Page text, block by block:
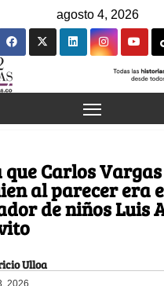
agosto 4, 2026
que Carlos
al parecer era
de niños Luis
Ulloa